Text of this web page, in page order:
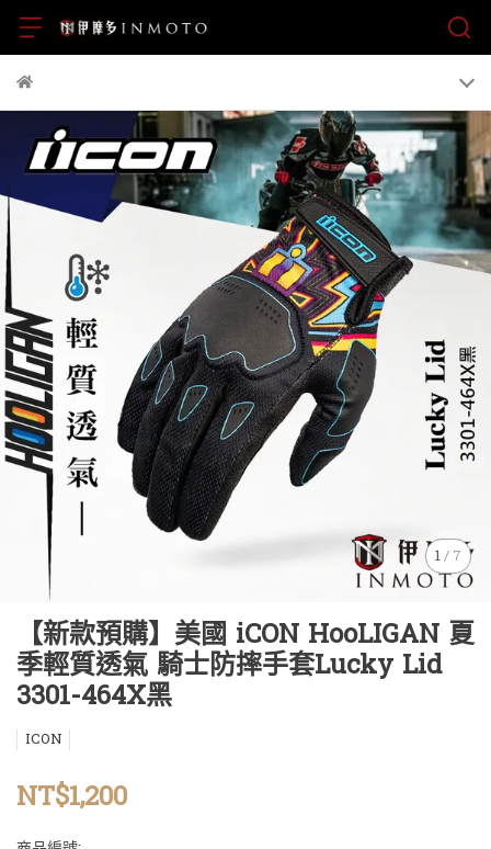
1/7
【新款預購】美國 iCON HooLIGAN 夏
季輕質透氣 騎士防摔手套Lucky Lid
3301-464X黑
ICON
NT$1,200